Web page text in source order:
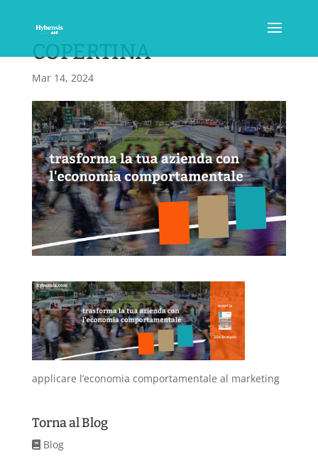
COPERTINA
Mar 14, 2024
applicare l’economia comportamentale al marketing
Torna al Blog
Blog